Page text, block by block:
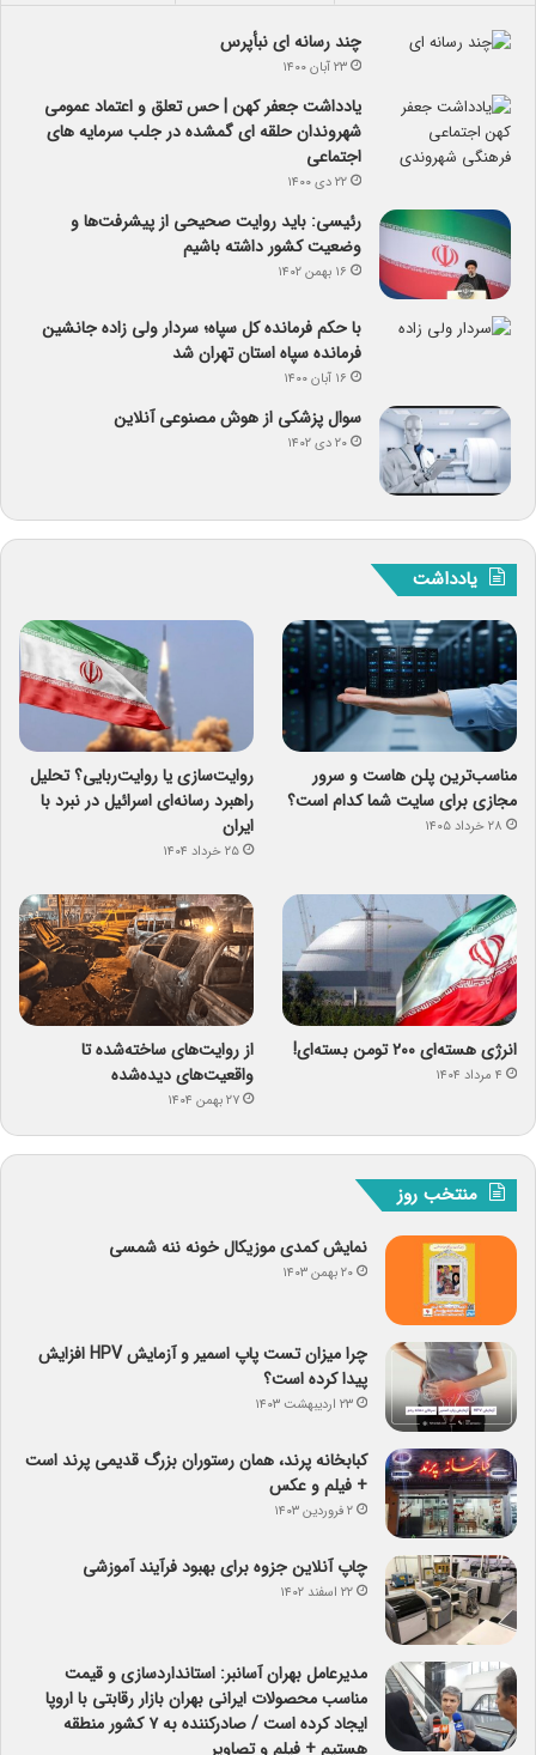
چند رسانه ای نبأپرس
۲۳ آبان ۱۴۰۰
یادداشت جعفر کهن | حس تعلق و اعتماد عمومی
شهروندان حلقه ای گمشده در جلب سرمایه های
اجتماعی
۲۲ دی ۱۴۰۰
رئیسی: باید روایت صحیحی از پیشرفت‌ها و
وضعیت کشور داشته باشیم
۱۶ بهمن ۱۴۰۲
با حکم فرمانده کل سپاه؛ سردار ولی زاده جانشین
فرمانده سپاه استان تهران شد
۱۶ آبان ۱۴۰۰
سوال پزشکی از هوش مصنوعی آنلاین
۲۰ دی ۱۴۰۲
یادداشت
مناسب‌ترین پلن هاست و سرور
مجازی برای سایت شما کدام است؟
۲۸ خرداد ۱۴۰۵
روایت‌سازی یا روایت‌ربایی؟ تحلیل
راهبرد رسانه‌ای اسرائیل در نبرد با
ایران
۲۵ خرداد ۱۴۰۴
انرژی هسته‌ای ۲۰۰ تومن بسته‌ای!
۴ مرداد ۱۴۰۴
از روایت‌های ساخته‌شده تا
واقعیت‌های دیده‌شده
۲۷ بهمن ۱۴۰۴
منتخب روز
نمایش کمدی موزیکال خونه ننه شمسی
۲۰ بهمن ۱۴۰۳
چرا میزان تست پاپ اسمیر و آزمایش HPV افزایش
پیدا کرده است؟
۲۳ اردیبهشت ۱۴۰۳
کبابخانه پرند، همان رستوران بزرگ قدیمی پرند است
+ فیلم و عکس
۲ فروردین ۱۴۰۳
چاپ آنلاین جزوه برای بهبود فرآیند آموزشی
۲۲ اسفند ۱۴۰۲
مدیرعامل بهران آسانبر: استانداردسازی و قیمت
مناسب محصولات ایرانی بهران بازار رقابتی با اروپا
ایجاد کرده است / صادرکننده به ۷ کشور منطقه
هستیم + فیلم و تصاویر